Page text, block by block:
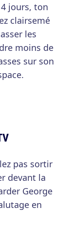
jours, ton
clairsemé
les
moins de
sur son
pas sortir
devant la
George
en